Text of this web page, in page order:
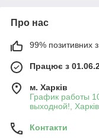
Про нас
99% позитивних з
Працює з
м. Харків
График работы
выходной!,
Контакти